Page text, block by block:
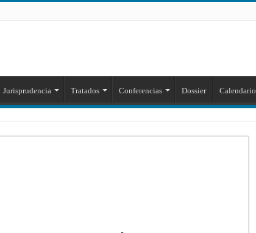
Jurisprudencia Tratados Conferencias Dossier Calendario